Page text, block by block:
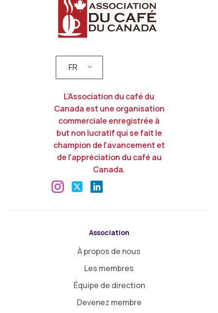
FR
L'Association du café du
Canada est une organisation
commerciale enregistrée à
but non lucratif qui se fait le
champion de l'avancement et
de l'appréciation du café au
Canada.
Association
À propos de nous
Les membres
Équipe de direction
Devenez membre